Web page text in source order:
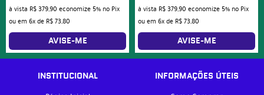
à vista R$ 379,90 economize 5% no Pix
ou em 6xde R$ 73,80
AVISE-ME
à vista R$ 379,90 economize 5% no Pix
ou em 6xde R$ 73,80
AVISE-ME
INSTITUCIONAL INFORMAÇÕES ÚTEIS